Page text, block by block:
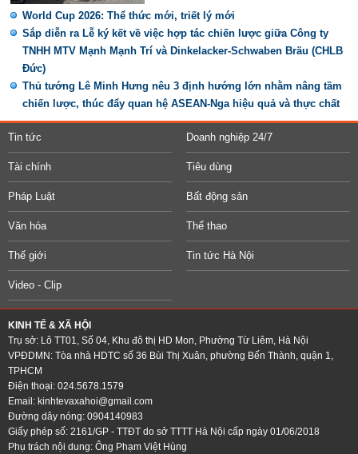
World Cup 2026: Thể thức mới, triết lý mới
Sắp diễn ra Lễ ký kết về việc hợp tác chiến lược giữa Công ty
TNHH MTV Mạnh Mạnh Trí và Dinkelacker-Schwaben Bräu (CHLB
Đức)
Thủ tướng Lê Minh Hưng nêu 3 định hướng lớn nhằm nâng tầm
chiến lược, thúc đẩy quan hệ ASEAN-Nga hiệu quả và thực chất
Tin tức Doanh nghiệp 24/7
Tài chính Tiêu dùng
Pháp Luật Bất động sản
Văn hóa Thể thao
Thế giới Tin tức Hà Nội
Video - Clip
KINH TẾ & XÃ HỘI
Trụ sở: Lô TT01, Số 04, Khu đô thị HD Mon, Phường Từ Liêm, Hà Nội
VPĐDMN: Tòa nhà HDTC số 36 Bùi Thị Xuân, phường Bến Thành, quận 1,
TPHCM
Điện thoại: 024.5678.1579
Email: kinhtevaxahoi@gmail.com
Đường dây nóng: 0904140983
Giấy phép số: 2161/GP - TTĐT do sở TTTT Hà Nội cấp ngày 01/06/2018
Phụ trách nội dung: Ông Phạm Việt Hùng